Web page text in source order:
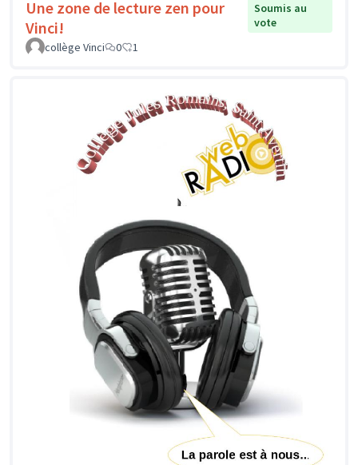
Une zone de lecture zen pour
Vinci!
Soumis au
vote
collège Vinci
0 1